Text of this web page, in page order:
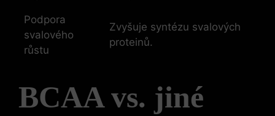
Podpora
svalového
růstu
Zvyšuje syntézu svalových
proteinů.
BCAA vs. jiné